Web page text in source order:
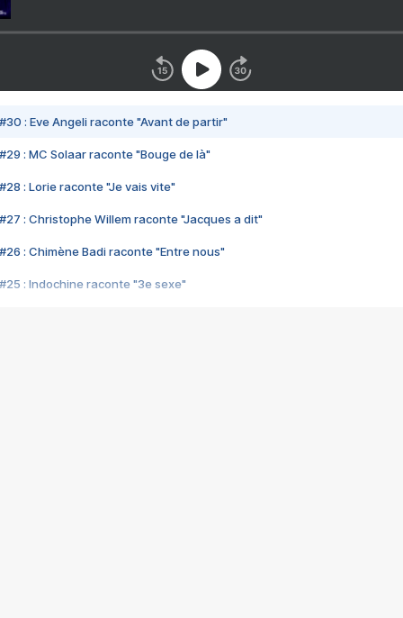
#30 : Eve Angeli raconte "Avant de partir"
#29 : MC Solaar raconte "Bouge de là"
#28 : Lorie raconte "Je vais vite"
#27 : Christophe Willem raconte "Jacques a dit"
#26 : Chimène Badi raconte "Entre nous"
#25 : Indochine raconte "3e sexe"